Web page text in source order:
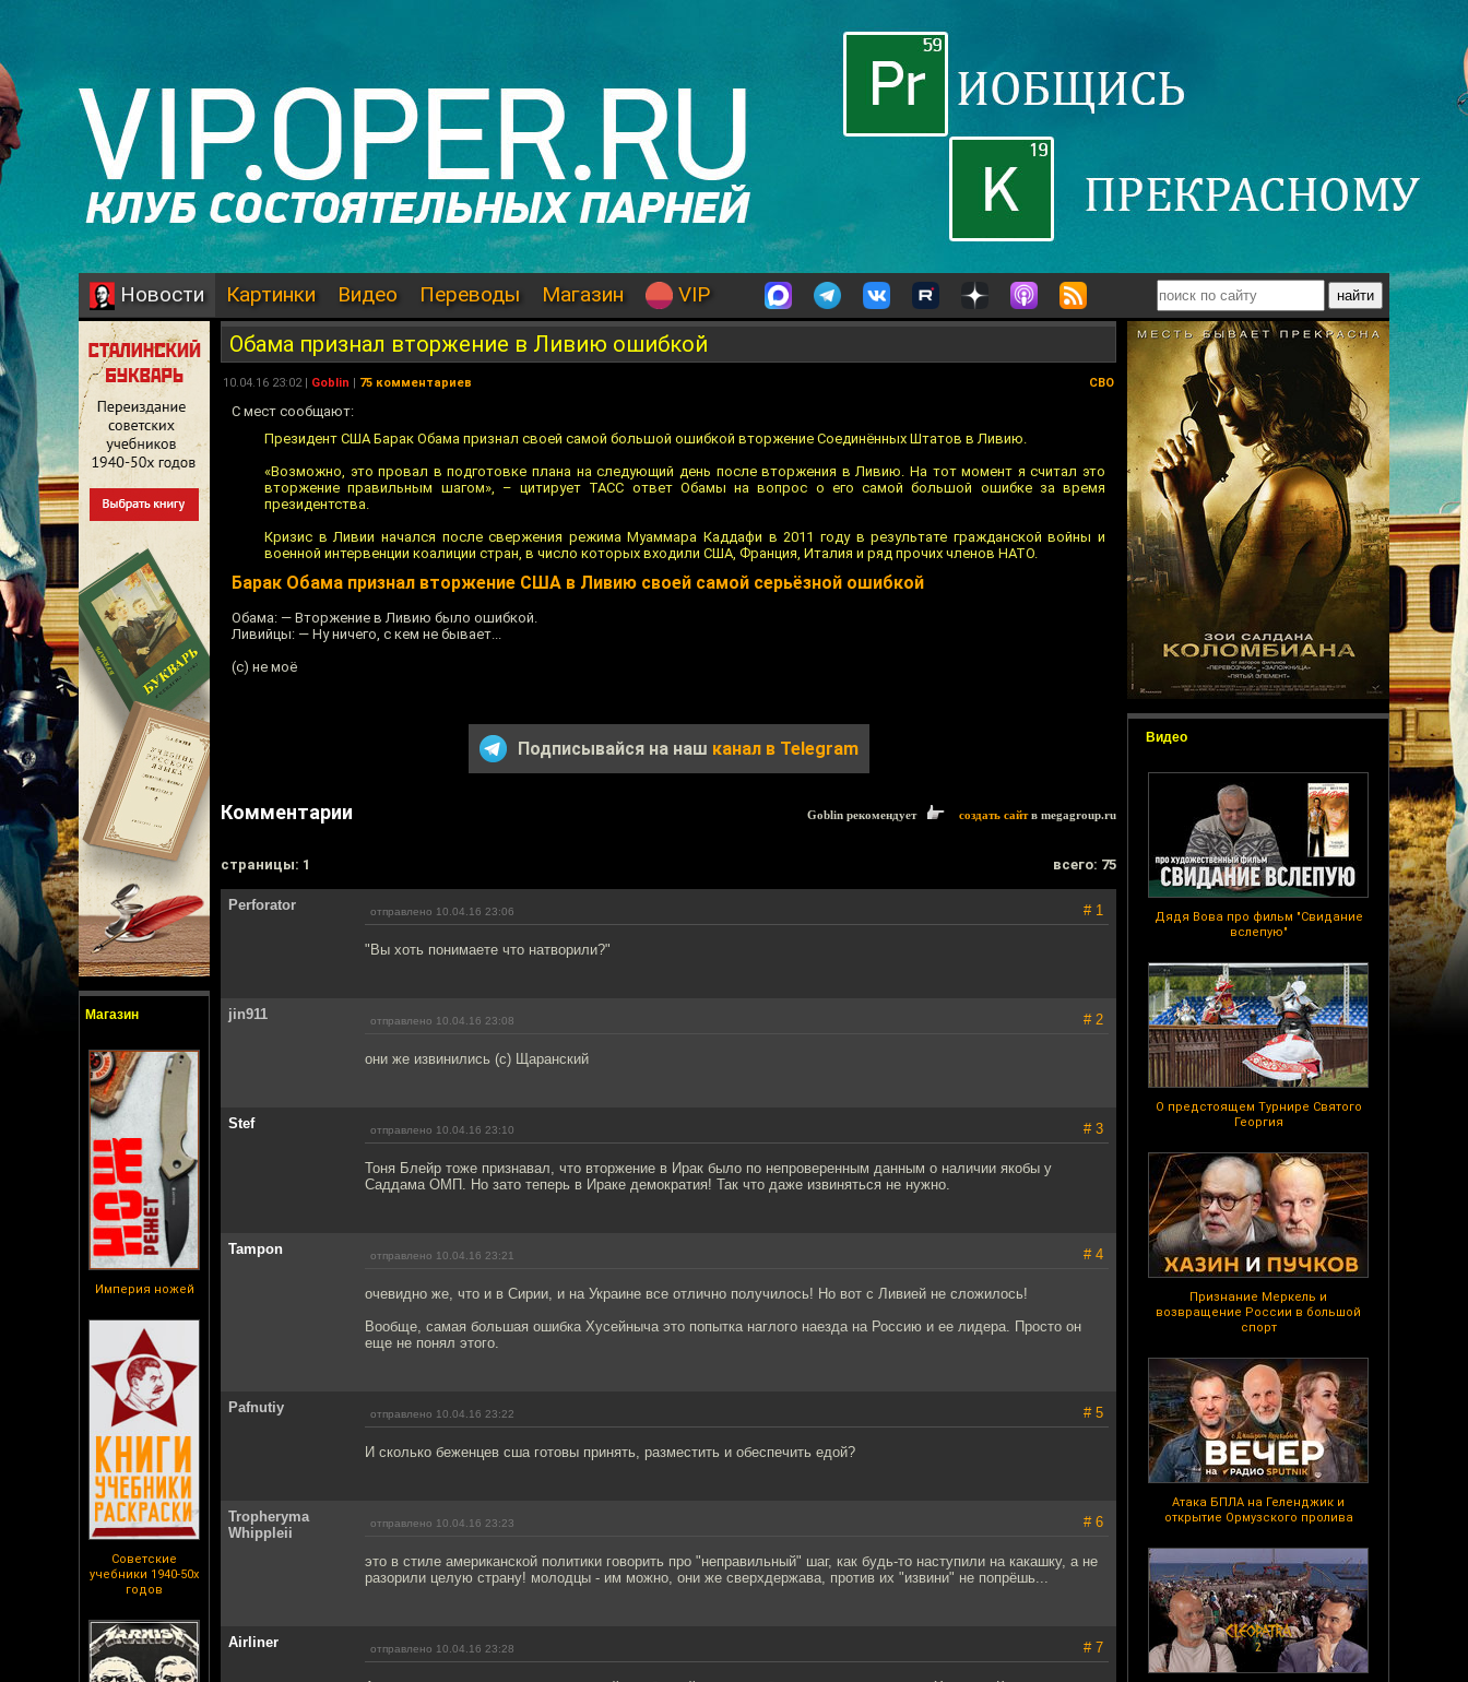
Новости Картинки Видео Переводы Магазин VIP
Магазин
Империя ножей
Советские
учебники 1940-50х
годов
Видео
Дядя Вова про фильм "Свидание
вслепую"
О предстоящем Турнире Святого
Георгия
Признание Меркель и
возвращение России в большой
спорт
Атака БПЛА на Геленджик и
открытие Ормузского пролива
Обама признал вторжение в Ливию ошибкой
10.04.16 23:02 | Goblin | 75 комментариев СВО
С мест сообщают:
Президент США Барак Обама признал своей самой большой ошибкой вторжение Соединённых Штатов в Ливию.
«Возможно, это провал в подготовке плана на следующий день после вторжения в Ливию. На тот момент я считал это
вторжение правильным шагом», – цитирует ТАСС ответ Обамы на вопрос о его самой большой ошибке за время
президентства.
Кризис в Ливии начался после свержения режима Муаммара Каддафи в 2011 году в результате гражданской войны и
военной интервенции коалиции стран, в число которых входили США, Франция, Италия и ряд прочих членов НАТО.
Барак Обама признал вторжение США в Ливию своей самой серьёзной ошибкой
Обама: — Вторжение в Ливию было ошибкой.
Ливийцы: — Ну ничего, с кем не бывает...
(с) не моё
Подписывайся на наш канал в Telegram
Комментарии Goblin рекомендует создать сайтв megagroup.ru
cтраницы: 1 всего: 75
Perforator отправлено 10.04.16 23:06 # 1
"Вы хоть понимаете что натворили?"
jin911 отправлено 10.04.16 23:08 # 2
они же извинились (с) Щаранский
Stef отправлено 10.04.16 23:10 # 3
Тоня Блейр тоже признавал, что вторжение в Ирак было по непроверенным данным о наличии якобы у
Саддама ОМП. Но зато теперь в Ираке демократия! Так что даже извиняться не нужно.
Tampon отправлено 10.04.16 23:21 # 4
очевидно же, что и в Сирии, и на Украине все отлично получилось! Но вот с Ливией не сложилось!
Вообще, самая большая ошибка Хусейныча это попытка наглого наезда на Россию и ее лидера. Просто он
еще не понял этого.
Pafnutiy отправлено 10.04.16 23:22 # 5
И сколько беженцев сша готовы принять, разместить и обеспечить едой?
Tropheryma
Whippleii
отправлено 10.04.16 23:23 # 6
это в стиле американской политики говорить про "неправильный" шаг, как будь-то наступили на какашку, а не
разорили целую страну! молодцы - им можно, они же сверхдержава, против их "извини" не попрёшь...
Airliner отправлено 10.04.16 23:28 # 7